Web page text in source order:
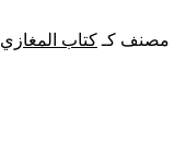
مصنف كـ كتاب المغازي